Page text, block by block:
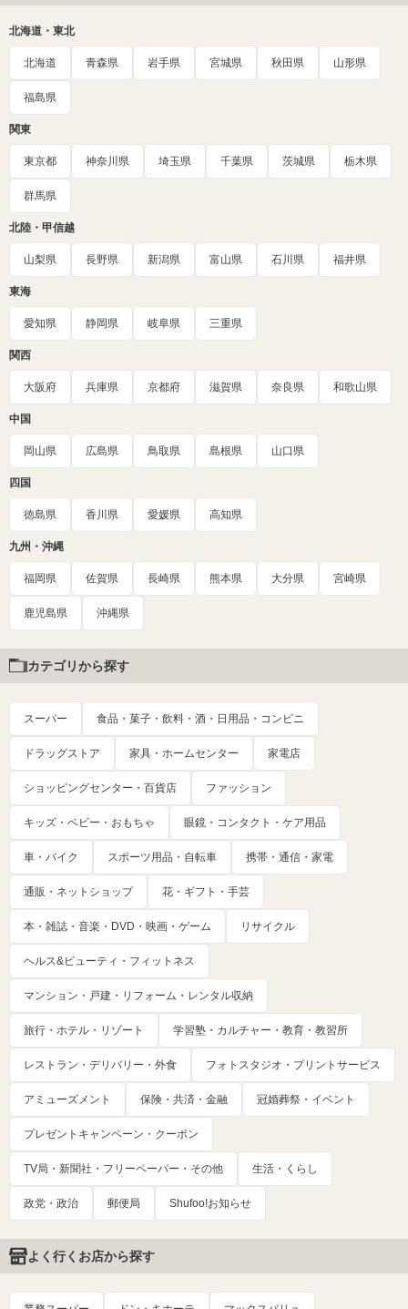
北海道・東北
北海道 青森県 岩手県 宮城県 秋田県 山形県
福島県
関東
東京都 神奈川県 埼玉県 千葉県 茨城県 栃木県
群馬県
北陸・甲信越
山梨県 長野県 新潟県 富山県 石川県 福井県
東海
愛知県 静岡県 岐阜県 三重県
関西
大阪府 兵庫県 京都府 滋賀県 奈良県 和歌山県
中国
岡山県 広島県 鳥取県 島根県 山口県
四国
徳島県 香川県 愛媛県 高知県
九州・沖縄
福岡県 佐賀県 長崎県 熊本県 大分県 宮崎県
鹿児島県 沖縄県
カテゴリから探す
スーパー 食品・菓子・飲料・酒・日用品・コンビニ
ドラッグストア 家具・ホームセンター 家電店
ショッピングセンター・百貨店 ファッション
キッズ・ベビー・おもちゃ 眼鏡・コンタクト・ケア用品
車・バイク スポーツ用品・自転車 携帯・通信・家電
通販・ネットショップ 花・ギフト・手芸
本・雑誌・音楽・DVD・映画・ゲーム リサイクル
ヘルス&ビューティ・フィットネス
マンション・戸建・リフォーム・レンタル収納
旅行・ホテル・リゾート 学習塾・カルチャー・教育・教習所
レストラン・デリバリー・外食 フォトスタジオ・プリントサービス
アミューズメント 保険・共済・金融 冠婚葬祭・イベント
プレゼントキャンペーン・クーポン
TV局・新聞社・フリーペーパー・その他 生活・くらし
政党・政治 郵便局 Shufoo!お知らせ
よく行くお店から探す